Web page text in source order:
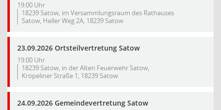
19:00 Uhr
18239 Satow, im Versammlungsraum des Rathauses
Satow, Heller Weg 2A, 18239 Satow
23.09.2026 Ortsteilvertretung Satow
19:00 Uhr
18239 Satow, in der Alten Feuerwehr Satow,
Kröpeliner Straße 1, 18239 Satow
24.09.2026 Gemeindevertretung Satow